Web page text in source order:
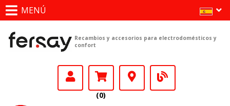
MENÚ
Recambios y accesorios para electrodomésticos y
confort
(0)